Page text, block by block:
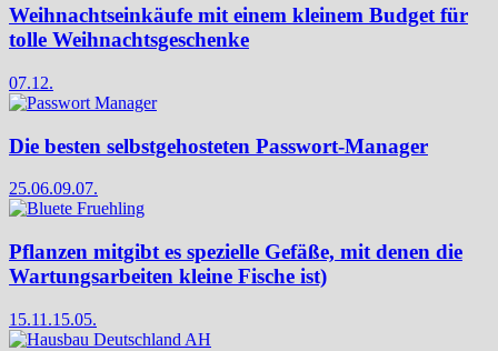
Weihnachtseinkäufe mit einem kleinem Budget für
tolle Weihnachtsgeschenke
07.12.
Die besten selbstgehosteten Passwort-Manager
25.06.09.07.
Pflanzen mitgibt es spezielle Gefäße, mit denen die
Wartungsarbeiten kleine Fische ist)
15.11.15.05.